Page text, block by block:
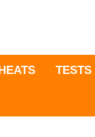
TESTS